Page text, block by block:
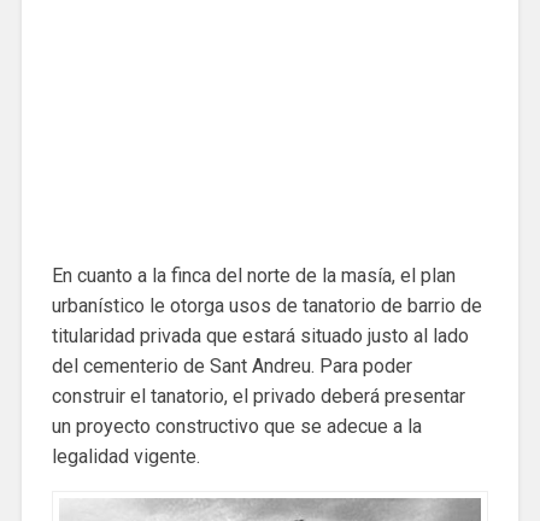
En cuanto a la finca del norte de la masía, el plan
urbanístico le otorga usos de tanatorio de barrio de
titularidad privada que estará situado justo al lado
del cementerio de Sant Andreu. Para poder
construir el tanatorio, el privado deberá presentar
un proyecto constructivo que se adecue a la
legalidad vigente.